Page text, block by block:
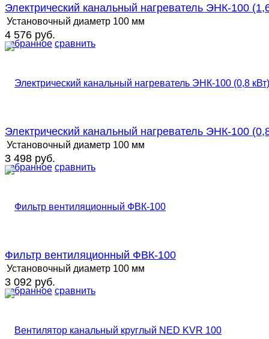
избранное сравнить
Электрический канальный нагреватель ЭНК-100
Установочный диаметр 100 мм
4 576 руб.
избранное сравнить
Электрический канальный нагреватель ЭНК-100
Установочный диаметр 100 мм
3 498 руб.
избранное сравнить
Фильтр вентиляционный ФВК-100
Установочный диаметр 100 мм
3 092 руб.